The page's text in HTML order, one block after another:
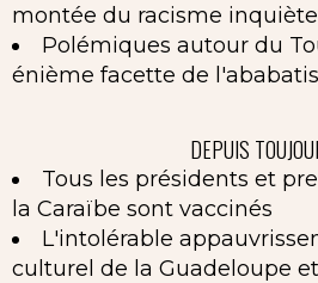
montée du racisme inquiète
Polémiques autour du
énième facette de
DEPUIS
Tous les présidents et
la Caraïbe sont vaccinés
L'intolérable
culturel de la Guadeloupe